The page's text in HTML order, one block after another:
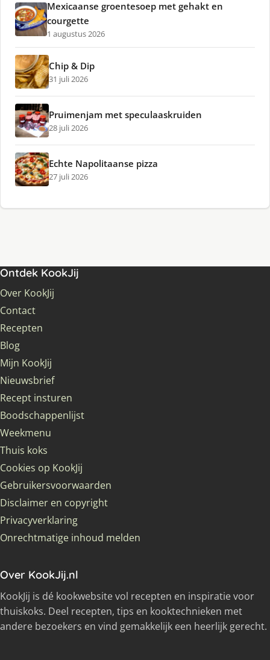
Mexicaanse groentesoep met gehakt en
courgette
1 augustus 2026
Chip & Dip
31 juli 2026
Pruimenjam met speculaaskruiden
28 juli 2026
Echte Napolitaanse pizza
27 juli 2026
Ontdek KookJij
Over KookJij
Contact
Recepten
Blog
Mijn KookJij
Nieuwsbrief
Recept insturen
Boodschappenlijst
Weekmenu
Thuis koks
Cookies op KookJij
Gebruikersvoorwaarden
Disclaimer en copyright
Privacyverklaring
Onrechtmatige inhoud melden
Over KookJij.nl
KookJij is dé kookwebsite vol recepten en inspiratie voor
thuiskoks. Deel recepten, tips en kooktechnieken met
andere bezoekers en vind gemakkelijk een heerlijk gerecht.